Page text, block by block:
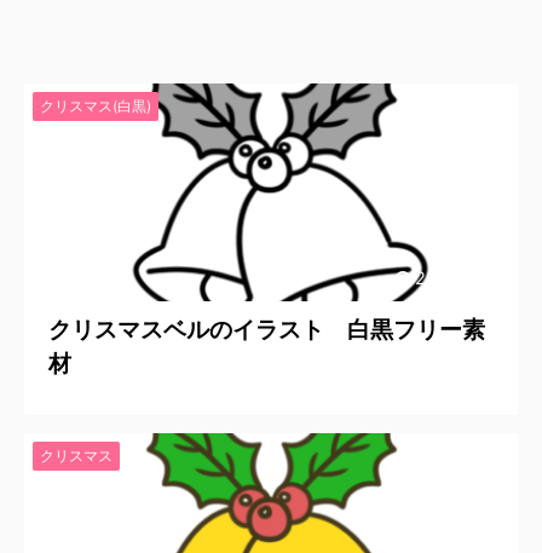
2023/9/28
クリスマス(白黒)
クリスマスベルのイラスト 白黒フリー素
材
クリスマス